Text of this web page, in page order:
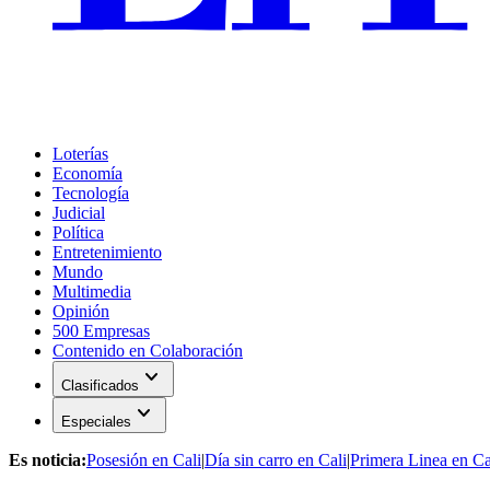
Loterías
Economía
Tecnología
Judicial
Política
Entretenimiento
Mundo
Multimedia
Opinión
500 Empresas
Contenido en Colaboración
Clasificados expand_more
Especiales expand_more
Es noticia:Posesión en Cali|Día sin carro en Cali|Primera Linea en